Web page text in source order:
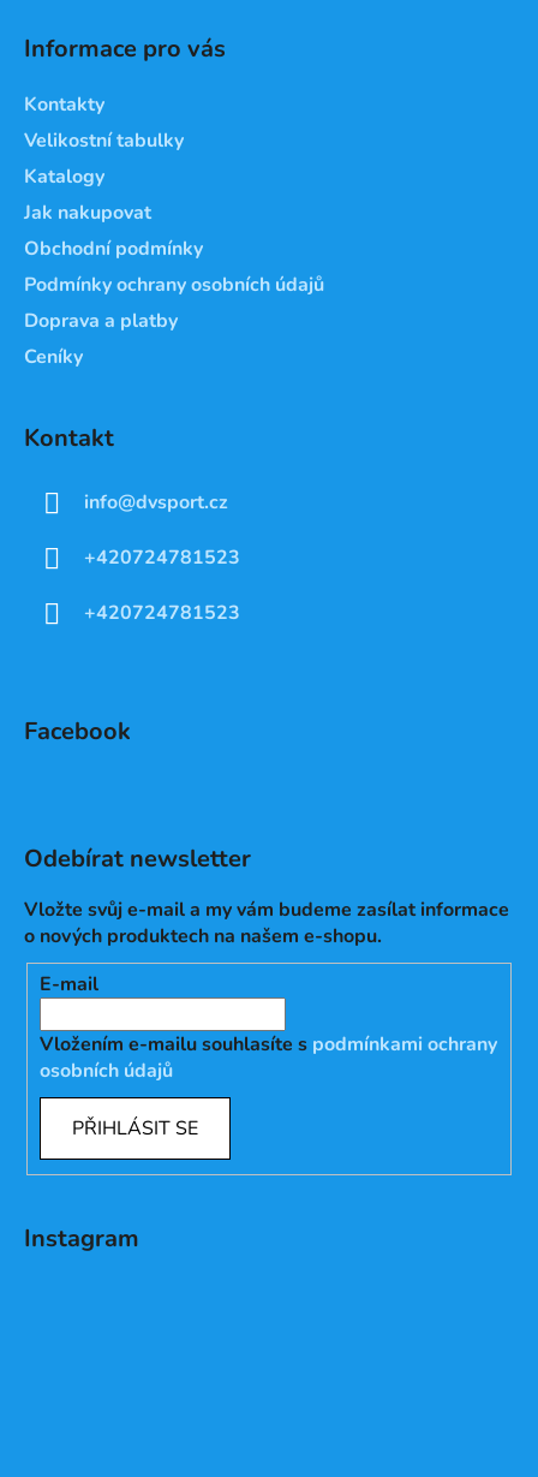
Informace pro vás
Kontakty
Velikostní tabulky
Katalogy
Jak nakupovat
Obchodní podmínky
Podmínky ochrany osobních údajů
Doprava a platby
Ceníky
Kontakt
info@dvsport.cz
+420724781523
+420724781523
Facebook
Odebírat newsletter
Vložte svůj e-mail a my vám budeme zasílat informace
o nových produktech na našem e-shopu.
E-mail
Vložením e-mailu souhlasíte s podmínkami ochrany
osobních údajů
PŘIHLÁSIT SE
Instagram